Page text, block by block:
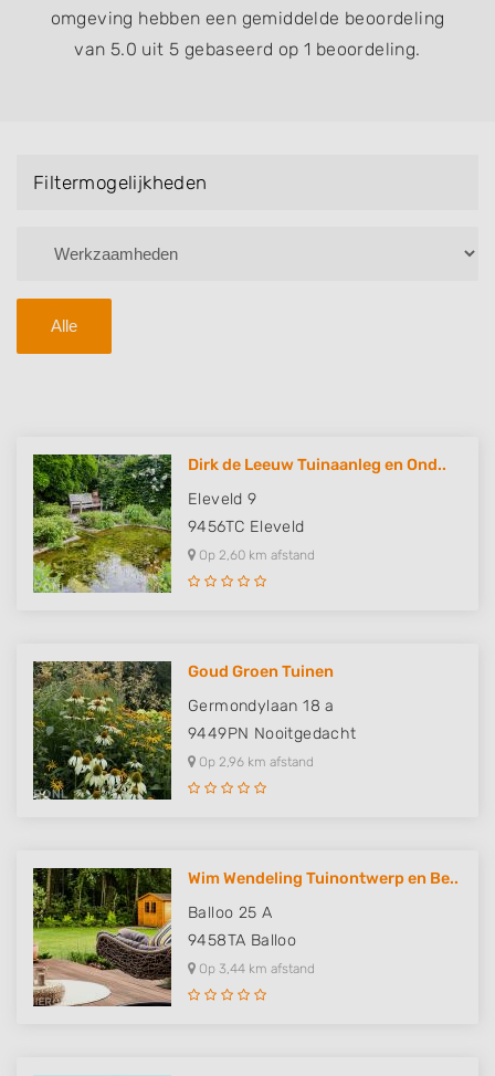
omgeving hebben een gemiddelde beoordeling
van 5.0 uit 5 gebaseerd op 1 beoordeling.
Filtermogelijkheden
Alle
Dirk de Leeuw Tuinaanleg en Ond..
Eleveld 9
9456TC Eleveld
Op 2,60 km afstand
Goud Groen Tuinen
Germondylaan 18 a
9449PN Nooitgedacht
Op 2,96 km afstand
Wim Wendeling Tuinontwerp en Be..
Balloo 25 A
9458TA Balloo
Op 3,44 km afstand